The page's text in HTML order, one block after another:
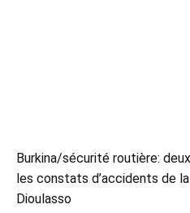
Burkina/sécurité routière:
les constats d’accidents de
Dioulasso